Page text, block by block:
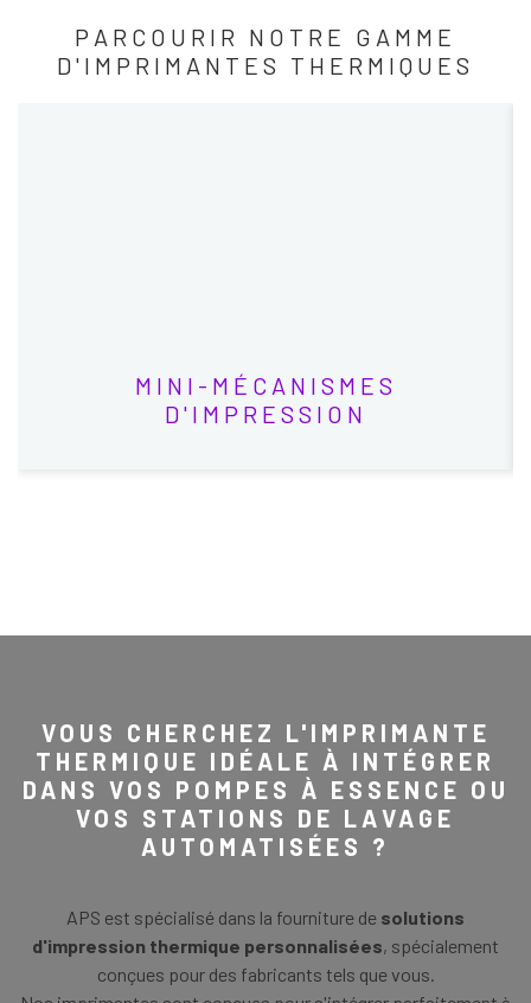
PARCOURIR NOTRE GAMME
D'IMPRIMANTES THERMIQUES
MINI-MÉCANISMES
D'IMPRESSION
VOUS CHERCHEZ L'IMPRIMANTE
THERMIQUE IDÉALE À INTÉGRER
DANS VOS POMPES À ESSENCE OU
VOS STATIONS DE LAVAGE
AUTOMATISÉES ?
APS est spécialisé dans la fourniture de solutions
d'impression thermique personnalisées, spécialement
conçues pour des fabricants tels que vous.